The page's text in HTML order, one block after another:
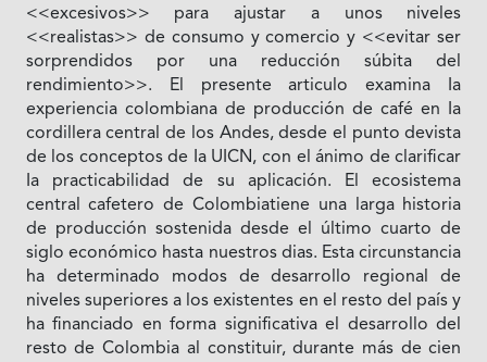
<<excesivos>> para ajustar a unos niveles
<<realistas>> de consumo y comercio y <<evitar ser
sorprendidos por una reducción súbita del
rendimiento>>. El presente articulo examina Ia
experiencia colombiana de producción de café en Ia
cordillera central de los Andes, desde el punto devista
de los conceptos de Ia UICN, con el ánimo de clarificar
Ia practicabilidad de su aplicación. El ecosistema
central cafetero de Colombiatiene una larga historia
de producción sostenida desde el último cuarto de
siglo económico hasta nuestros dias. Esta circunstancia
ha determinado modos de desarrollo regional de
niveles superiores a los existentes en el resto del país y
ha financiado en forma significativa el desarrollo del
resto de Colombia al constituir, durante más de cien